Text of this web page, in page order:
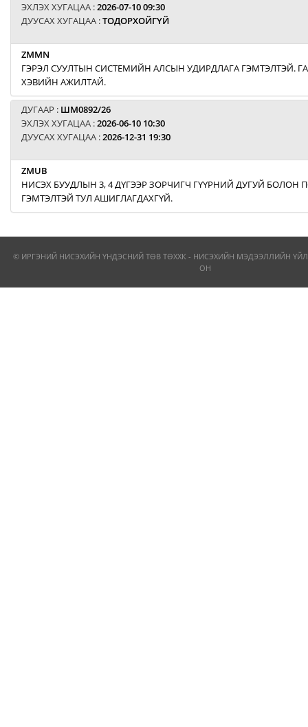
ЭХЛЭХ ХУГАЦАА :2026-07-10 09:30
ДУУСАХ ХУГАЦАА :ТОДОРХОЙГҮЙ
ZMMN
ГЭРЭЛ СУУЛТЫН СИСТЕМИЙН АЛСЫН УДИРДЛАГА ГЭМТЭЛТЭЙ.
ХЭВИЙН АЖИЛТАЙ.
ДУГААР : ШМ0892/26
ЭХЛЭХ ХУГАЦАА :2026-06-10 10:30
ДУУСАХ ХУГАЦАА :2026-12-31 19:30
ZMUB
НИСЭХ БУУДЛЫН 3, 4 ДҮГЭЭР ЗОРЧИГЧ ГҮҮРНИЙ ДУГУЙ БОЛОН
ГЭМТЭЛТЭЙ ТУЛ АШИГЛАГДАХГҮЙ.
© ИРГЭНИЙ НИСЭХИЙН ҮНДЭСНИЙ ТӨВ ТӨХХК - НИСЭХИЙН МЭДЭЭЛЛИЙН
ОН